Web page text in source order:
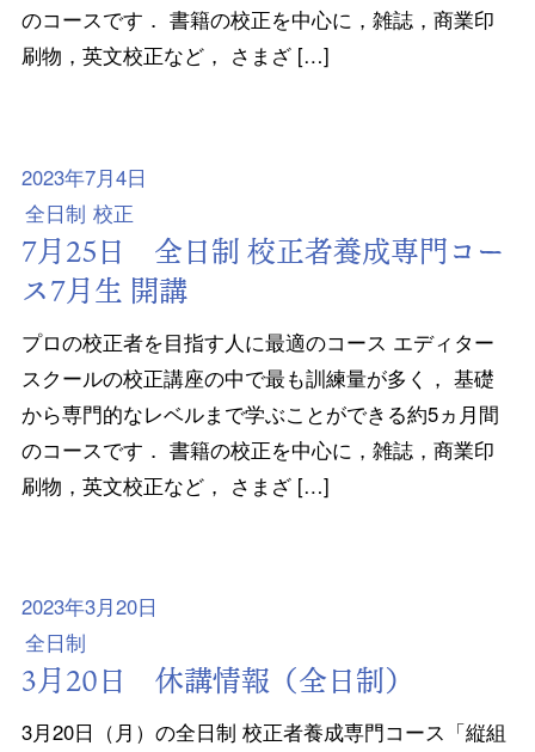
のコースです． 書籍の校正を中心に，雑誌，商業印
刷物，英文校正など， さまざ […]
2023年7月4日
全日制 校正
7月25日 全日制 校正者養成専門コー
ス7月生 開講
プロの校正者を目指す人に最適のコース エディター
スクールの校正講座の中で最も訓練量が多く， 基礎
から専門的なレベルまで学ぶことができる約5ヵ月間
のコースです． 書籍の校正を中心に，雑誌，商業印
刷物，英文校正など， さまざ […]
2023年3月20日
全日制
3月20日 休講情報（全日制）
3月20日（月）の全日制 校正者養成専門コース「縦組